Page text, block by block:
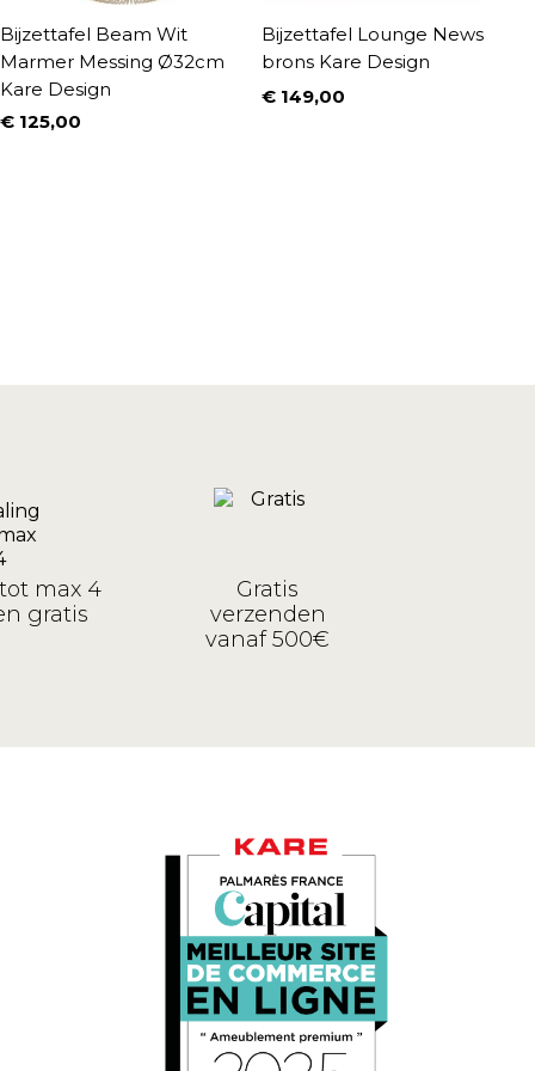
Bijzettafel Beam Wit
Marmer Messing Ø32cm
Kare Design
Prijs
€ 125,00
Bijzettafel Lounge News
brons Kare Design
Prijs
€ 149,00
max 4
gratis
Gratis
verzenden
vanaf 500€